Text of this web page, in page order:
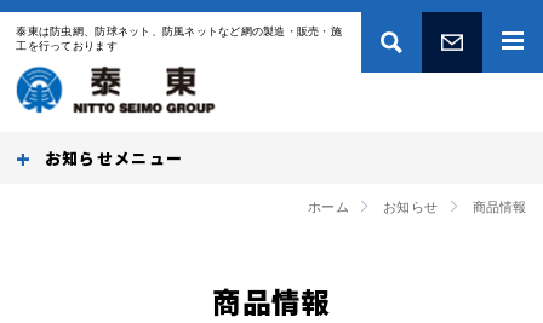
泰東は防虫網、防球ネット、防風ネットなど網の製造・販売・施
工を行っております
お知らせ
ホーム お知らせ 商品情報
商品情報